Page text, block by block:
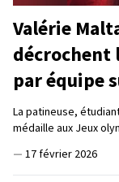
Valérie
décrochent
par équipe
La patineuse,
médaille aux Jeux
— 17 février 2026